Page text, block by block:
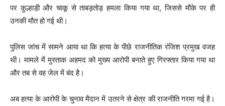
पर कुल्हाड़ी और चाकू से ताबड़तोड़ हमला किया गया था, जिससे मौके पर ही
उनकी मौत हो गई थी।
पुलिस जांच में सामने आया था कि हत्या के पीछे राजनीतिक रंजिश प्रमुख वजह
थी। मामले में मुस्ताक अहमद को मुख्य आरोपी बनाते हुए गिरफ्तार किया गया था
और तब से वह जेल में बंद है।
अब हत्या के आरोपी के चुनाव मैदान में उतरने से क्षेत्र की राजनीति गरमा गई है।